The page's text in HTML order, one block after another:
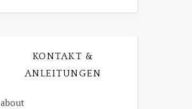
KONTAKT &
ANLEITUNGEN
about